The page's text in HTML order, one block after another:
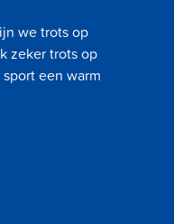
we trots op
zeker trots op
een warm